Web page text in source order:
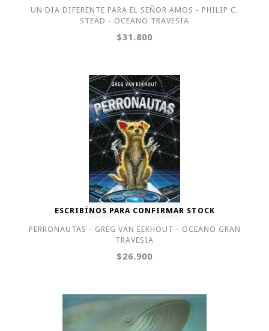
UN DIA DIFERENTE PARA EL SEÑOR AMOS - PHILIP C.
STEAD - OCEANO TRAVESIA
$31.800
ESCRIBÍNOS PARA CONFIRMAR STOCK
PERRONAUTAS - GREG VAN EEKHOUT - OCEANO GRAN
TRAVESIA
$26.900